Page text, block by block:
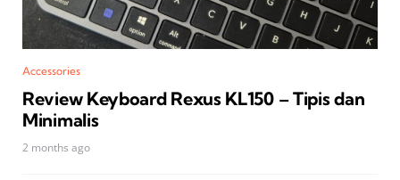
Accessories
Review Keyboard Rexus KL150 – Tipis dan
Minimalis
2 months ago